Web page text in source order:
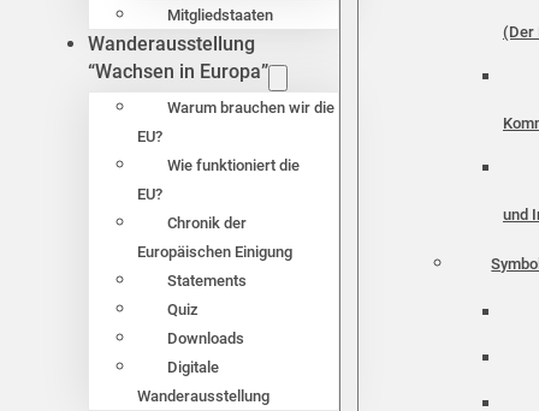
Mitgliedstaaten
Wanderausstellung
“Wachsen in Europa”
Warum brauchen wir die
EU?
Wie funktioniert die
EU?
Chronik der
Europäischen Einigung
Statements
Quiz
Downloads
Digitale
Wanderausstellung
(Der
und